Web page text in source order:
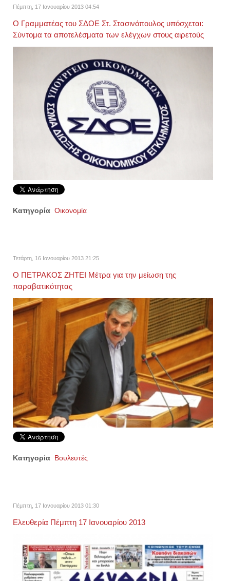
Πέμπτη, 17 Ιανουαρίου 2013 04:54
Ο Γραμματέας του ΣΔΟΕ Στ. Στασινόπουλος υπόσχεται:
Σύντομα τα αποτελέσματα των ελέγχων στους αιρετούς
Κατηγορία Οικονομία
Τετάρτη, 16 Ιανουαρίου 2013 21:25
Ο ΠΕΤΡΑΚΟΣ ΖΗΤΕΙ Μέτρα για την μείωση της
παραβατικότητας
Κατηγορία Βουλευτές
Πέμπτη, 17 Ιανουαρίου 2013 01:30
Ελευθερία Πέμπτη 17 Ιανουαρίου 2013